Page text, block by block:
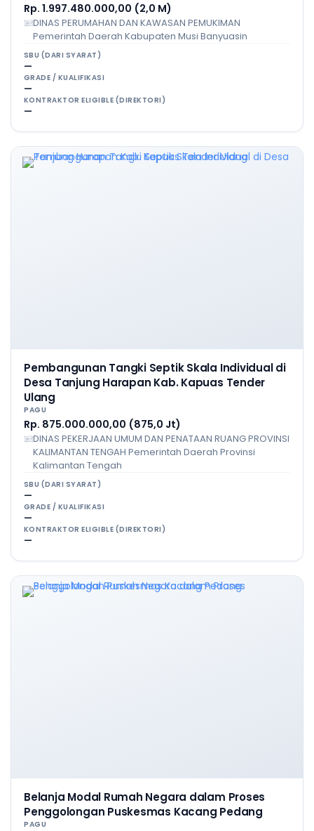
Rp. 1.997.480.000,00 (2,0 M)
DINAS PERUMAHAN DAN KAWASAN PEMUKIMAN
Pemerintah Daerah Kabupaten Musi Banyuasin
SBU (DARI SYARAT)
—
GRADE / KUALIFIKASI
—
KONTRAKTOR ELIGIBLE (DIREKTORI)
—
Pembangunan Tangki Septik Skala Individual di
Desa Tanjung Harapan Kab. Kapuas Tender
Ulang
PAGU
Rp. 875.000.000,00 (875,0 Jt)
DINAS PEKERJAAN UMUM DAN PENATAAN RUANG PROVINSI
KALIMANTAN TENGAH Pemerintah Daerah Provinsi
Kalimantan Tengah
SBU (DARI SYARAT)
—
GRADE / KUALIFIKASI
—
KONTRAKTOR ELIGIBLE (DIREKTORI)
—
Belanja Modal Rumah Negara dalam Proses
Penggolongan Puskesmas Kacang Pedang
PAGU